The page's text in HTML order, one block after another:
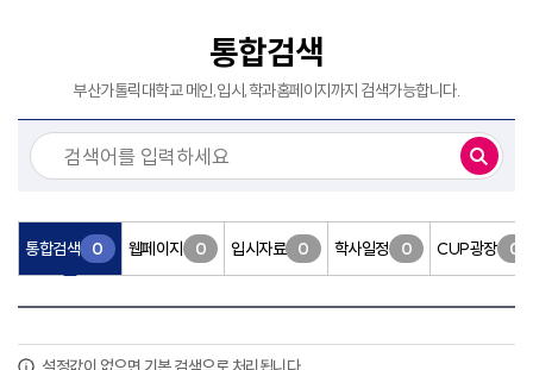
통합검색
부산가톨릭대학교 메인,입시,학과홈페이지까지 검색가능합니다.
검색
통합검색 0 웹페이지 0 입시자료 0 학사일정 0 CUP광장 0